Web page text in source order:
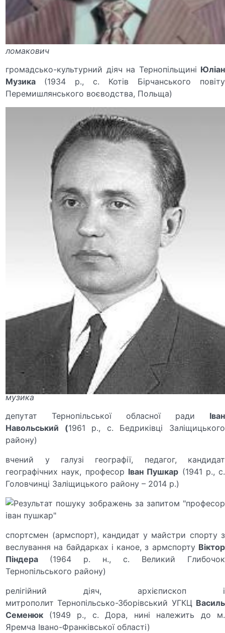
ломакович
громадсько-культурний діяч на Тернопільщині Юліан
Музика (1934 р., с. Ко­тів Бірчанського повіту
Перемишлянського воєводства, Польща)
музика
депутат Тернопільської обласної ради Іван
Навольський (1961 р., с. Бедриківці Заліщицького
району)
вчений у галузі географії, педагог, кандидат
географічних наук, професор Іван Пушкар (1941 р., с.
Головчинці Заліщицького району – 2014 р.)
спортсмен (армспорт), кандидат у майстри спорту з
веслування на байдарках і ка­ное, з армспорту Віктор
Піндера (1964 р. н., с. Великий Глибочок
Тернопільського району)
релігійний діяч, архієпископ і
митрополит Тернопільсько-Зборівський УГКЦ Василь
Семенюк (1949 р., с. Дора, нині належить до м.
Яремча Івано-Франківської області)